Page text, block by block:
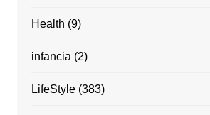
Health (9)
infancia (2)
LifeStyle(383)